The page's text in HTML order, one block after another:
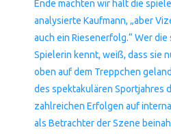
Ende machten wir halt die
analysierte Kaufmann, „aber
auch ein Riesenerfolg.“ Wer die
Spielerin kennt, weiß, dass sie
oben auf dem Treppchen
des spektakulären Sportjahres
zahlreichen Erfolgen auf
als Betrachter der Szene